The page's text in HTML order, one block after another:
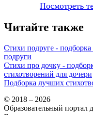
Посмотреть
Читайте также
Стихи подруге -
подруги
Стихи про дочку -
стихотворений для дочери
Подборка лучших
© 2018 – 2026
Образовательный портал